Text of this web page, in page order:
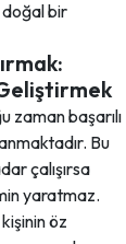
bir
zaman başarılı
Bu
çalışırsa
yaratmaz.
öz